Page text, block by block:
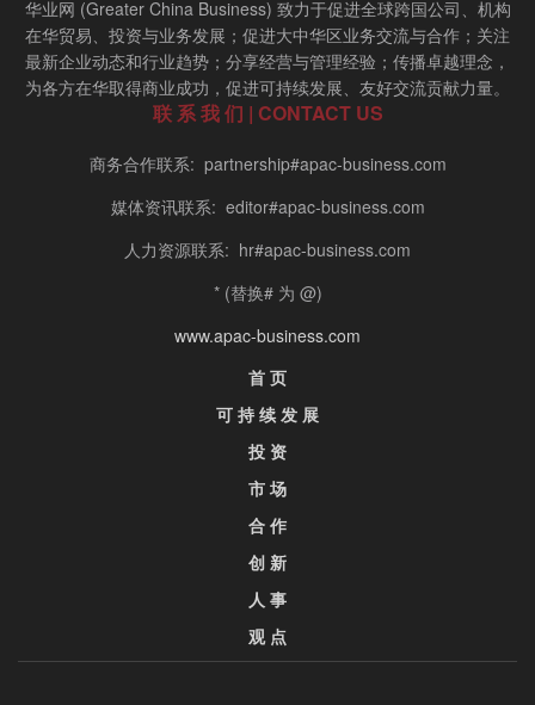
华业网 (Greater China Business) 致力于促进全球跨国公司、机构
在华贸易、投资与业务发展；促进大中华区业务交流与合作；关注
最新企业动态和行业趋势；分享经营与管理经验；传播卓越理念，
为各方在华取得商业成功，促进可持续发展、友好交流贡献力量。
联 系 我 们 | CONTACT US
商务合作联系: partnership#apac-business.com
媒体资讯联系: editor#apac-business.com
人力资源联系: hr#apac-business.com
* (替换# 为 @)
www.apac-business.com
首 页
可 持 续 发 展
投 资
市 场
合 作
创 新
人 事
观 点